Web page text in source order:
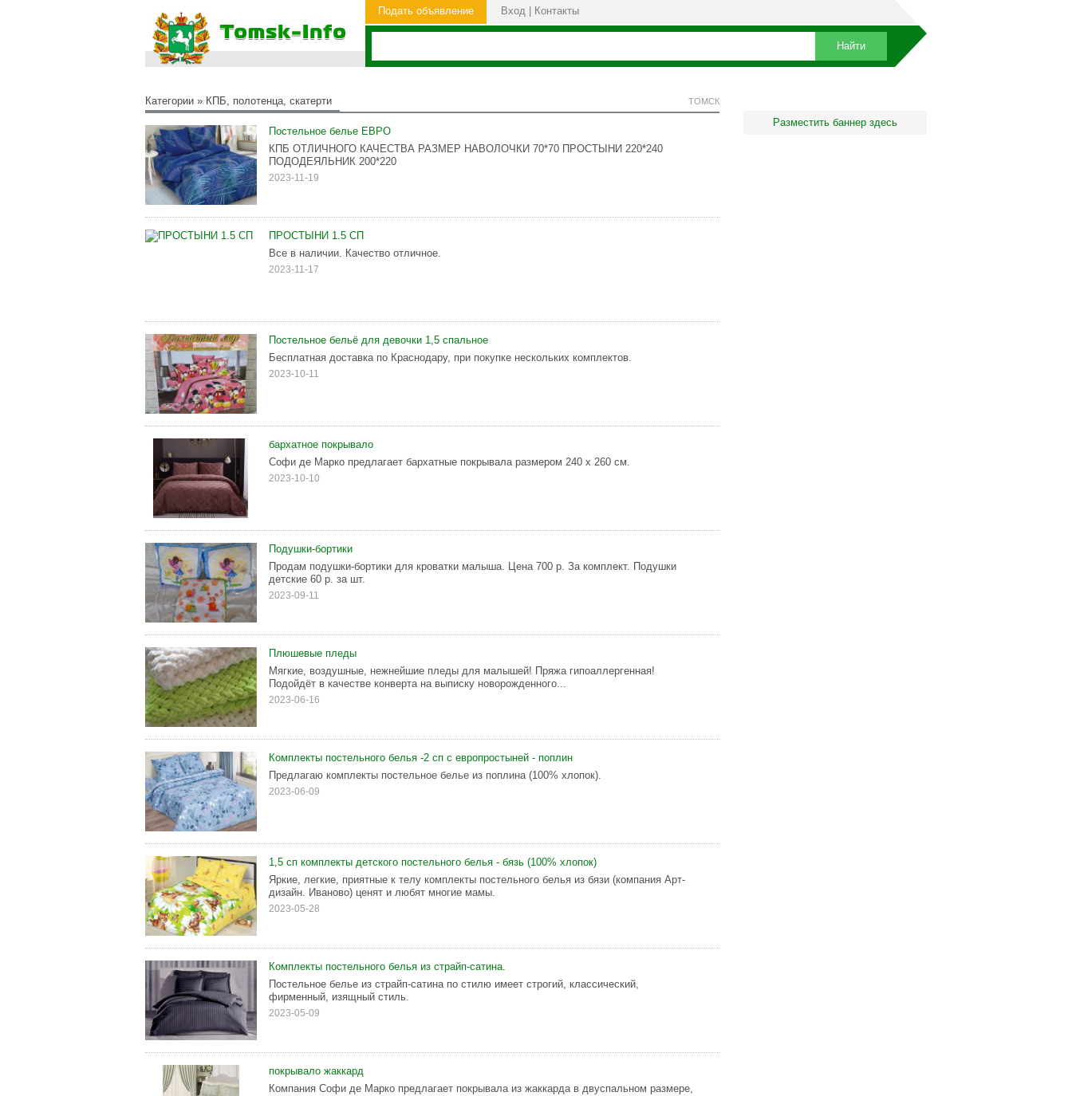
Подать объявление Вход Контакты
Категории » КПБ, полотенца, скатерти ТОМСК
Постельное белье ЕВРО
КПБ ОТЛИЧНОГО КАЧЕСТВА РАЗМЕР НАВОЛОЧКИ 70*70 ПРОСТЫНИ 220*240
ПОДОДЕЯЛЬНИК 200*220
2023-11-19
ПРОСТЫНИ 1.5 СП
Все в наличии. Качество отличное.
2023-11-17
Постельное бельё для девочки 1,5 спальное
Бесплатная доставка по Краснодару, при покупке нескольких комплектов.
2023-10-11
бархатное покрывало
Софи де Марко предлагает бархатные покрывала размером 240 х 260 см.
2023-10-10
Подушки-бортики
Продам подушки-бортики для кроватки малыша. Цена 700 р. За комплект. Подушки
детские 60 р. за шт.
2023-09-11
Плюшевые пледы
Мягкие, воздушные, нежнейшие пледы для малышей! Пряжа гипоаллергенная!
Подойдёт в качестве конверта на выписку новорожденного...
2023-06-16
Комплекты постельного белья -2 сп с европростыней - поплин
Предлагаю комплекты постельное белье из поплина (100% хлопок).
2023-06-09
1,5 сп комплекты детского постельного белья - бязь (100% хлопок)
Яркие, легкие, приятные к телу комплекты постельного белья из бязи (компания Арт-
дизайн. Иваново) ценят и любят многие мамы.
2023-05-28
Комплекты постельного белья из страйп-сатина.
Постельное белье из страйп-сатина по стилю имеет строгий, классический,
фирменный, изящный стиль.
2023-05-09
покрывало жаккард
Компания Софи де Марко предлагает покрывала из жаккарда в двуспальном размере,
Разместить баннер здесь